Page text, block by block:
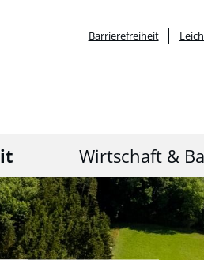
Barrierefreiheit
Wirtschaft &